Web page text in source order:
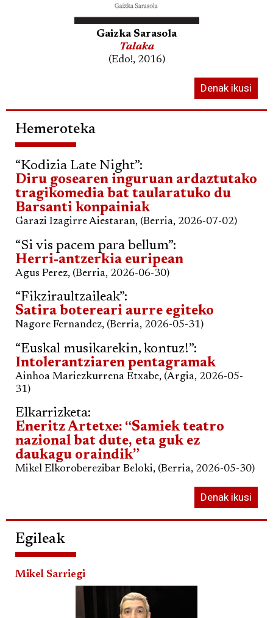
Gaizka Sarasola
Talaka
(Edo!, 2016)
Denak ikusi
Hemeroteka
“Kodizia Late Night”:
Diru gosearen inguruan ardaztutako
tragikomedia bat taularatuko du
Barsanti konpainiak
Garazi Izagirre Aiestaran, (Berria, 2026-07-02)
“Si vis pacem para bellum”:
Herri-antzerkia euripean
Agus Perez, (Berria, 2026-06-30)
“Fikziraultzaileak”:
Satira botereari aurre egiteko
Nagore Fernandez, (Berria, 2026-05-31)
“Euskal musikarekin, kontuz!”:
Intolerantziaren pentagramak
Ainhoa Mariezkurrena Etxabe, (Argia, 2026-05-
31)
Elkarrizketa:
Eneritz Artetxe: “Samiek teatro
nazional bat dute, eta guk ez
daukagu oraindik”
Mikel Elkoroberezibar Beloki, (Berria, 2026-05-30)
Denak ikusi
Egileak
Mikel Sarriegi